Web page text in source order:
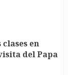
clases en
del Papa